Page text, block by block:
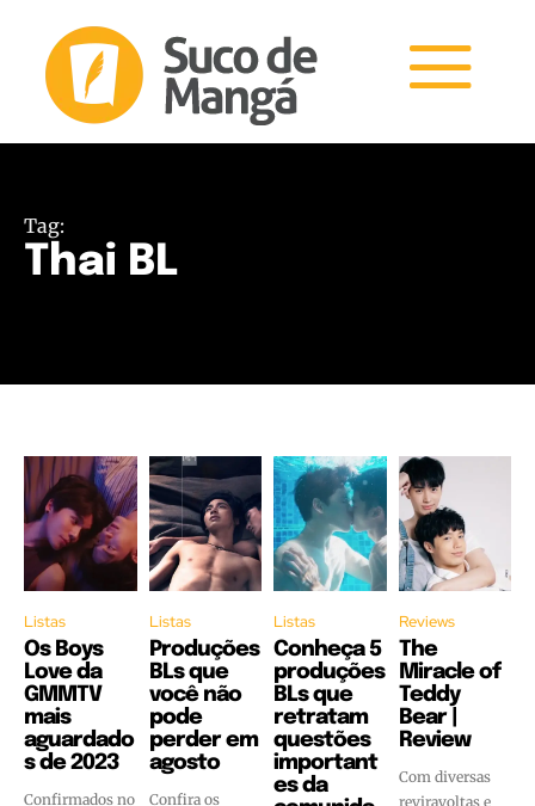
Tag:
Thai BL
Listas
Os Boys
Love da
GMMTV
mais
aguardado
s de 2023
Confirmados no
Listas
Produções
BLs que
você não
pode
perder em
agosto
Confira os
Listas
Conheça 5
produções
BLs que
retratam
questões
important
es da
Reviews
The
Miracle of
Teddy
Bear |
Review
Com diversas
reviravoltas e